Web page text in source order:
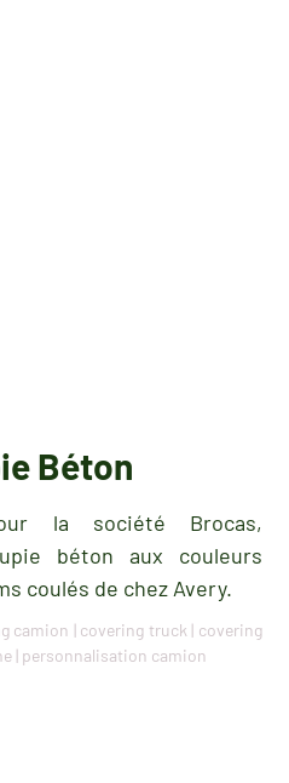
Béton
la société Brocas,
béton aux couleurs
coulés de chez Avery.
camion covering truck| covering
personnalisation camion